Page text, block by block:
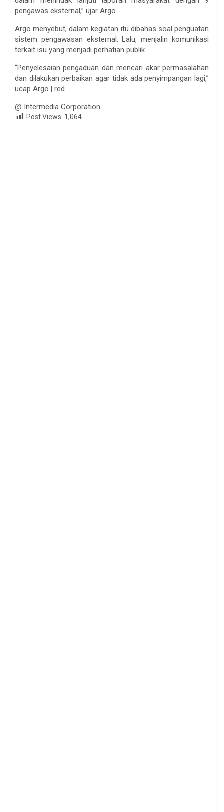
pengawas eksternal,” ujar Argo.
Argo menyebut, dalam kegiatan itu dibahas soal penguatan
sistem pengawasan eksternal. Lalu, menjalin komunikasi
terkait isu yang menjadi perhatian publik.
“Penyelesaian pengaduan dan mencari akar permasalahan
dan dilakukan perbaikan agar tidak ada penyimpangan lagi,”
ucap Argo.| red
@ Intermedia Corporation
Post Views: 1,064